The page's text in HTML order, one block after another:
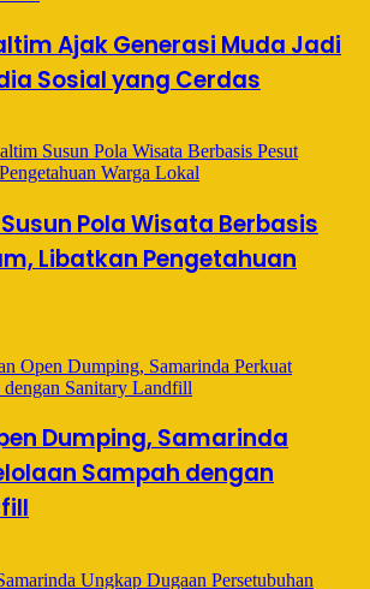
Ajak Generasi Muda Jadi
Sosial yang Cerdas
Pola Wisata Berbasis
Libatkan Pengetahuan
Dumping, Samarinda
Sampah dengan